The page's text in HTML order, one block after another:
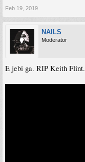
Feb 19, 2019
NAILS
Moderator
E jebi ga. RIP Keith Flint.